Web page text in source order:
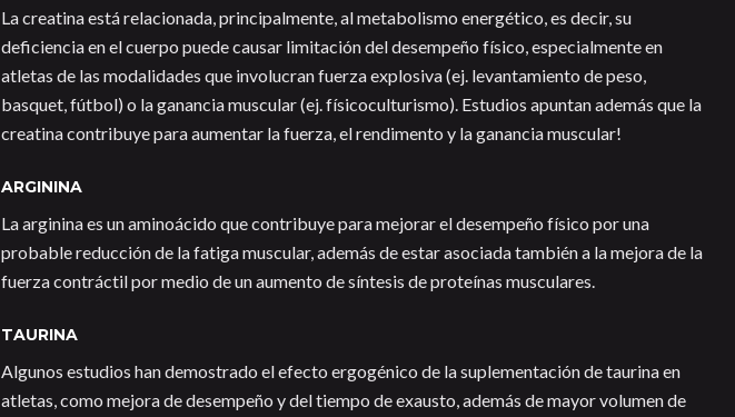
La creatina está relacionada, principalmente, al metabolismo energético, es decir, su
deficiencia en el cuerpo puede causar limitación del desempeño físico, especialmente en
atletas de las modalidades que involucran fuerza explosiva (ej. levantamiento de peso,
basquet, fútbol) o la ganancia muscular (ej. físicoculturismo). Estudios apuntan además que la
creatina contribuye para aumentar la fuerza, el rendimento y la ganancia muscular!
ARGININA
La arginina es un aminoácido que contribuye para mejorar el desempeño físico por una
probable reducción de la fatiga muscular, además de estar asociada también a la mejora de la
fuerza contráctil por medio de un aumento de síntesis de proteínas musculares.
TAURINA
Algunos estudios han demostrado el efecto ergogénico de la suplementación de taurina en
atletas, como mejora de desempeño y del tiempo de exausto, además de mayor volumen de